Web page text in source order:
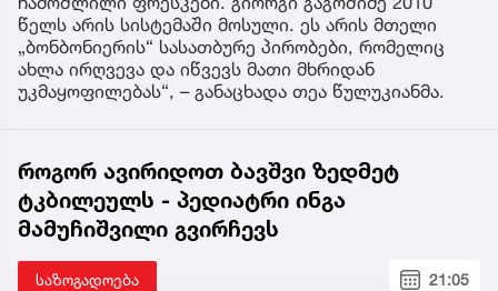
წელს არის სისტემაში მოსული. ეს არის მთელი
„ბონბონიერის“ სასათბურე პირობები, რომელიც
ახლა ირღვევა და იწვევს მათი მხრიდან
უკმაყოფილებას“, – განაცხადა თეა წულუკიანმა.
როგორ ავირიდოთ ბავშვი ზედმეტ
ტკბილეულს - პედიატრი ინგა
მამუჩიშვილი გვირჩევს
საზოგადოება 21:05